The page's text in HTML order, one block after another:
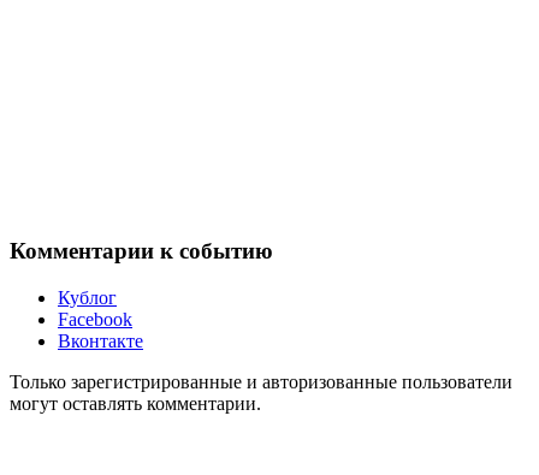
Комментарии к событию
Кублог
Facebook
Вконтакте
Только зарегистрированные и авторизованные пользователи
могут оставлять комментарии.